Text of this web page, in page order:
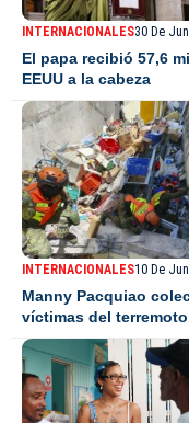
INTERNACIONALES30 De
El papa recibió 57,6
EEUU a la cabeza
INTERNACIONALES10 De
Manny Pacquiao
víctimas del